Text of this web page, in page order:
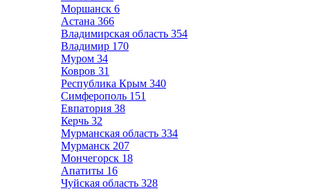
Моршанск 6
Астана 366
Владимирская область 354
Владимир 170
Муром 34
Ковров 31
Республика Крым 340
Симферополь 151
Евпатория 38
Керчь 32
Мурманская область 334
Мурманск 207
Мончегорск 18
Апатиты 16
Чуйская область 328